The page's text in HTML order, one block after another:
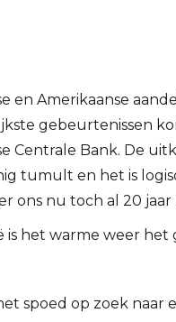
en Amerikaanse
gebeurtenissen
Centrale Bank. De
tumult en het is
ons nu toch al 20 jaar
is het warme weer
spoed op zoek naar